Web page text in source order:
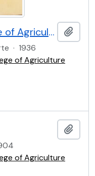
North of Scotland College of Agriculture Prospectus of Craibstone School of Rural Domestic Economy 1936 [Page Sixteen]
· 1936
of Agriculture
of Agriculture